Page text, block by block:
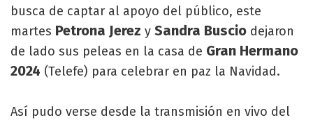
busca de captar al apoyo del público, este
martes Petrona Jerez y Sandra Buscio dejaron
de lado sus peleas en la casa de Gran Hermano
2024 (Telefe) para celebrar en paz la Navidad.
Así pudo verse desde la transmisión en vivo del